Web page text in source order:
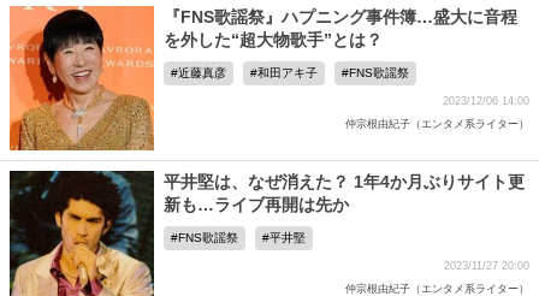
『FNS歌謡祭』ハプニング事件簿…盛大に音程
を外した“超大物歌手”とは？
近藤真彦 和田アキ子 FNS歌謡祭
2023/12/06 14:00
仲宗根由紀子（エンタメ系ライター）
平井堅は、なぜ消えた？ 1年4か月ぶりサイト更
新も…ライブ再開は先か
FNS歌謡祭 平井堅
2023/11/27 20:00
仲宗根由紀子（エンタメ系ライター）